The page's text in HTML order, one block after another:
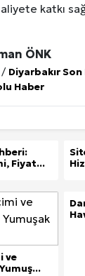
katkı
ÖNK
/ Diyarbakır
Haber
Fiyat...
ve